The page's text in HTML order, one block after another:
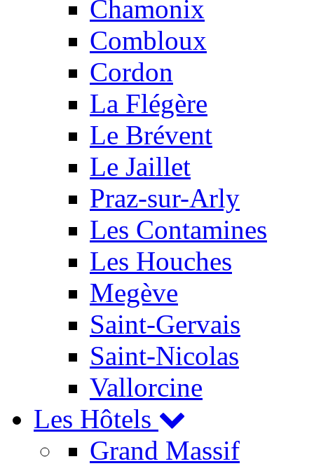
Chamonix
Combloux
Cordon
La Flégère
Le Brévent
Le Jaillet
Praz-sur-Arly
Les Contamines
Les Houches
Megève
Saint-Gervais
Saint-Nicolas
Vallorcine
Les Hôtels
Grand Massif